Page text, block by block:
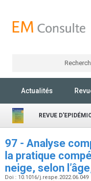
Actualités
REVUE
97 - Analyse
la pratique
neige, selon
Doi : 10.1016/j.respe.2022.06.049